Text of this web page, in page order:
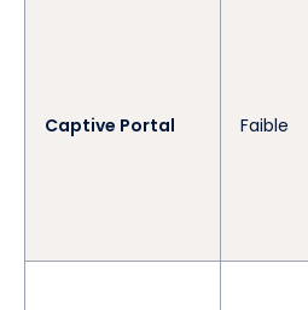
Captive Portal Faible